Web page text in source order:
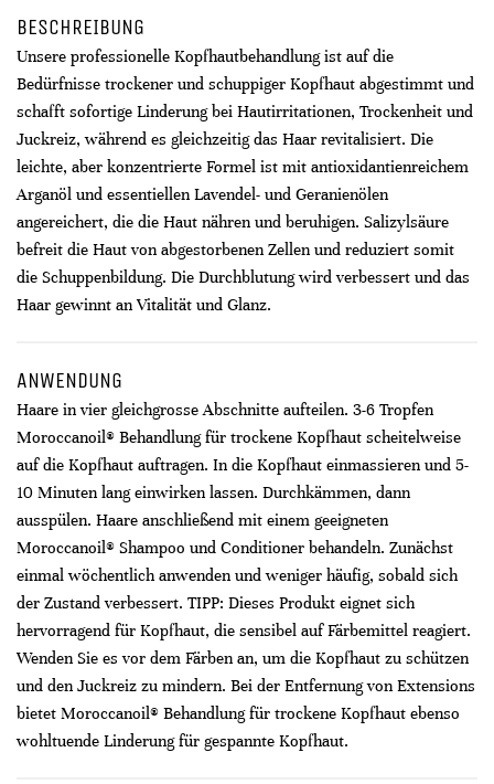
BESCHREIBUNG
Unsere professionelle Kopfhautbehandlung ist auf die
Bedürfnisse trockener und schuppiger Kopfhaut abgestimmt und
schafft sofortige Linderung bei Hautirritationen, Trockenheit und
Juckreiz, während es gleichzeitig das Haar revitalisiert. Die
leichte, aber konzentrierte Formel ist mit antioxidantienreichem
Arganöl und essentiellen Lavendel- und Geranienölen
angereichert, die die Haut nähren und beruhigen. Salizylsäure
befreit die Haut von abgestorbenen Zellen und reduziert somit
die Schuppenbildung. Die Durchblutung wird verbessert und das
Haar gewinnt an Vitalität und Glanz.
ANWENDUNG
Haare in vier gleichgrosse Abschnitte aufteilen. 3-6 Tropfen
Moroccanoil® Behandlung für trockene Kopfhaut scheitelweise
auf die Kopfhaut auftragen. In die Kopfhaut einmassieren und 5-
10 Minuten lang einwirken lassen. Durchkämmen, dann
ausspülen. Haare anschließend mit einem geeigneten
Moroccanoil® Shampoo und Conditioner behandeln. Zunächst
einmal wöchentlich anwenden und weniger häufig, sobald sich
der Zustand verbessert. TIPP: Dieses Produkt eignet sich
hervorragend für Kopfhaut, die sensibel auf Färbemittel reagiert.
Wenden Sie es vor dem Färben an, um die Kopfhaut zu schützen
und den Juckreiz zu mindern. Bei der Entfernung von Extensions
bietet Moroccanoil® Behandlung für trockene Kopfhaut ebenso
wohltuende Linderung für gespannte Kopfhaut.